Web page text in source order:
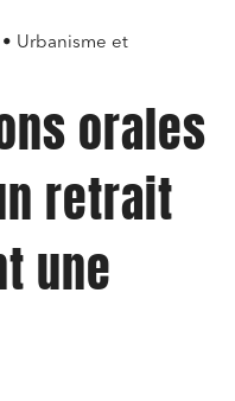
Urbanisme et
orales
retrait
une